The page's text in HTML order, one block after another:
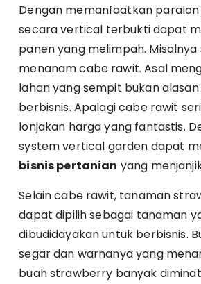
Dengan memanfaatkan paralon
secara vertical terbukti dapat
panen yang melimpah. Misalnya
menanam cabe rawit. Asal
lahan yang sempit bukan
berbisnis. Apalagi cabe rawit
lonjakan harga yang fantastis.
system vertical garden dapat
bisnis pertanian yang
Selain cabe rawit, tanaman
dapat dipilih sebagai tanaman
dibudidayakan untuk berbisnis.
segar dan warnanya yang
buah strawberry banyak